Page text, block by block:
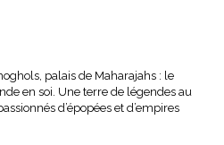
palais de Maharajahs : le
en soi. Une terre de légendes au
d’épopées et d’empires